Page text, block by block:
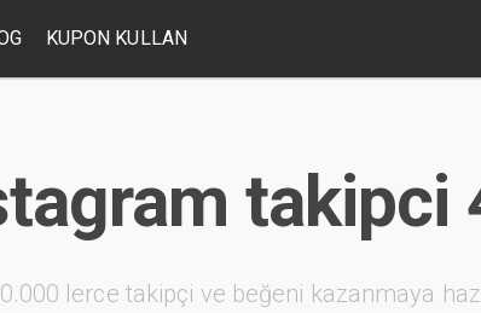
KUPON KULLAN
takipci
lerce takipçi ve beğeni kazanmaya